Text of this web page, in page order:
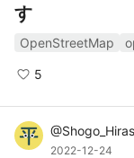
す
OpenStreetMap
5
@
2022-12-24